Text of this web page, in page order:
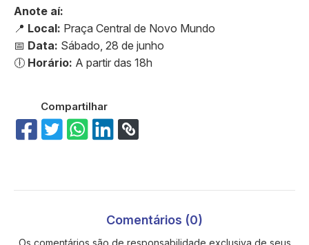
Anote aí:
📍 Local: Praça Central de Novo Mundo
📅 Data: Sábado, 28 de junho
🕕 Horário: A partir das 18h
Compartilhar
Comentários (0)
Os comentários são de responsabilidade exclusiva de seus